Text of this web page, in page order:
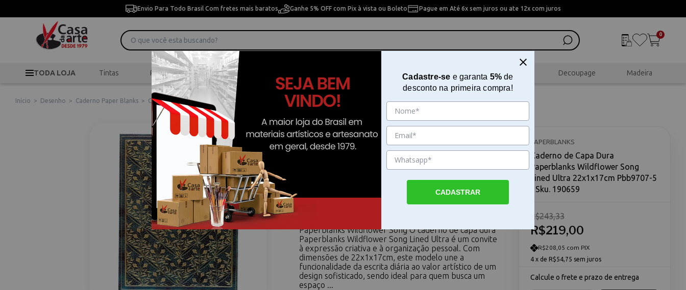
Envio Para Todo Brasil Com fretes mais baratos Ganhe 5% OFF com Pix à vista ou Boleto Pague em Até 6x sem juros ou ate 12x com juros
0
TODA LOJA Tintas Pincéis Desenho Pintura Artesanal Scrapbook Decoupage Madeira
Início > Desenho > Caderno Paper Blanks > Caderno de Capa Dura Paperblanks Wildflower Song Lined Ultra 22x1x17cm Pbb9707-5
Caderno de Capa Dura Paperblanks
Wildflower Song Lined Ultra 22x1x17cm
Pbb9707-5
Paperblanks Wildflower Song O caderno de capa dura
Paperblanks Wildflower Song Lined Ultra é um convite
à expressão criativa e à organização pessoal. Com
dimensões de 22x1x17cm, este modelo une a
funcionalidade da escrita diária ao valor artístico de um
design sofisticado, sendo ideal para quem busca um
espaço ...
PAPERBLANKS
Caderno de Capa Dura
Paperblanks Wildflower Song
Lined Ultra 22x1x17cm Pbb9707-5
- Sku. 190659
R$219,00
R$243,33
R$208,05 com PIX
4 x de R$54,75 sem juros
Calcule o frete e prazo de entrega
Cadastre-se e garanta 5%de
desconto na primeira compra!
CADASTRAR